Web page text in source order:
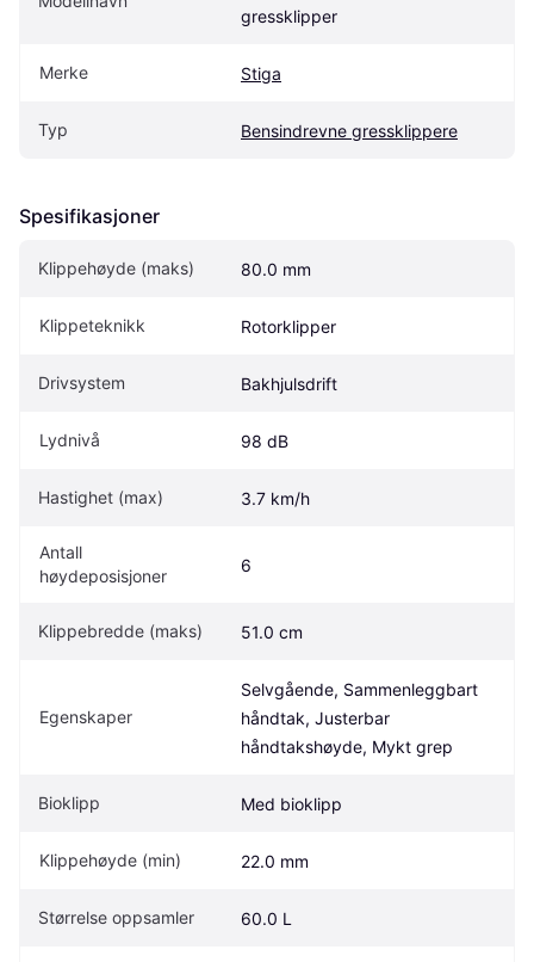
gressklipper
Merke Stiga
Typ Bensindrevne gressklippere
Spesifikasjoner
Klippehøyde (maks) 80.0 mm
Klippeteknikk Rotorklipper
Drivsystem Bakhjulsdrift
Lydnivå 98 dB
Hastighet (max) 3.7 km/h
Antall
høydeposisjoner
6
Klippebredde (maks) 51.0 cm
Egenskaper
Selvgående, Sammenleggbart
håndtak, Justerbar
håndtakshøyde, Mykt grep
Bioklipp Med bioklipp
Klippehøyde (min) 22.0 mm
Størrelse oppsamler 60.0 L